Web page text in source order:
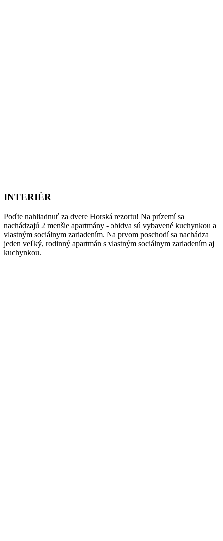
INTERIÉR
Poďte nahliadnuť za dvere Horská rezortu! Na prízemí sa
nachádzajú 2 menšie apartmány - obidva sú vybavené kuchynkou a
vlastným sociálnym zariadením. Na prvom poschodí sa nachádza
jeden veľký, rodinný apartmán s vlastným sociálnym zariadením aj
kuchynkou.